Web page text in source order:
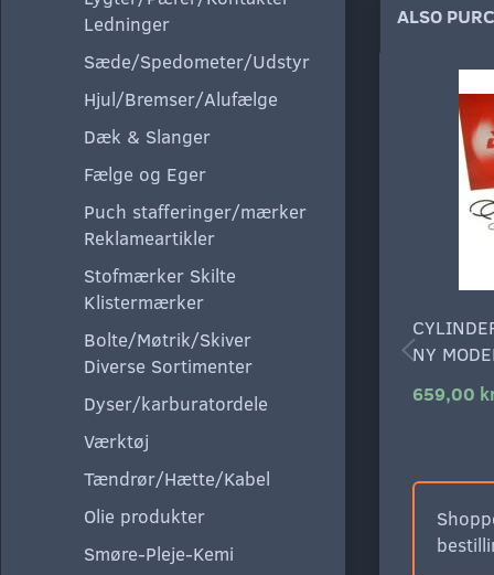
Ledninger
Sæde/Spedometer/Udstyr
Hjul/Bremser/Alufælge
Dæk & Slanger
Fælge og Eger
Puch stafferinger/mærker
Reklameartikler
Stofmærker Skilte
Klistermærker
Bolte/Møtrik/Skiver
Diverse Sortimenter
Dyser/karburatordele
Værktøj
Tændrør/Hætte/Kabel
Olie produkter
Smøre-Pleje-Kemi
ALSO
NY
659,00